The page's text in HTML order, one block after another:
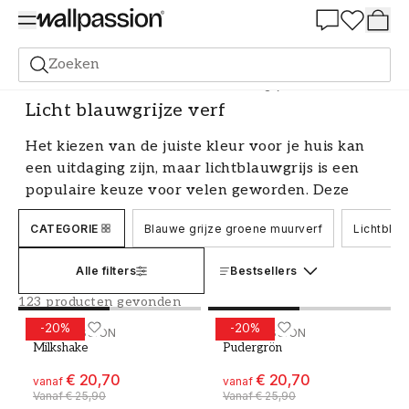
Zoeken
Verf Alle Kleuren Blauwe verf Licht blauwgrijze verf
Licht blauwgrijze verf
Het kiezen van de juiste kleur voor je huis kan
een uitdaging zijn, maar lichtblauwgrijs is een
populaire keuze voor velen geworden. Deze
veelzijdige tint kan een rustige en ontspannen
sfeer creëren in elke kamer, terwijl het ook een
moderne, klassieke of Scandinavische stijl
prefereert, lichtblauwgrijs kan de perfecte
keuze zijn om je huis te vernieuwen.
Lichtblauwgrijs - een veelzijdige tint
voor elke kamer
CATEGORIE Blauwe grijze groene muurverf
Alle filters Bestsellers
123 producten gevonden
-20%
WALLPASSION
Milkshake
vanaf € 20,70
Vanaf € 25,90
Verf - Kleur W70 Milkshake -20%
WALLPASSION
Pudergrön
vanaf € 20,70
Vanaf € 25,90
Verf - Kleur W41